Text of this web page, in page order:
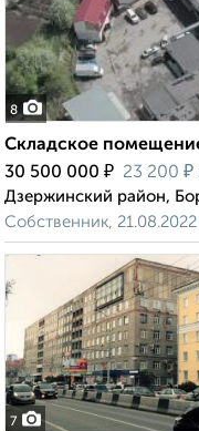
8
Складское
30 500 000 ₽ 23 200 ₽
Дзержинский район,
Собственник, 21.08.2022
7